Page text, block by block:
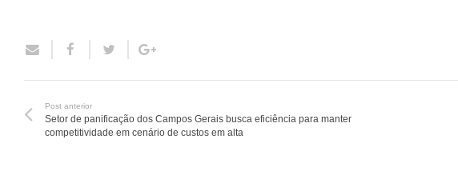
Post anterior
Setor de panificação dos Campos Gerais busca eficiência para manter
competitividade em cenário de custos em alta